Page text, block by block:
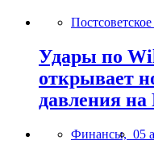
Удары по
открывает
давления на
Финансы, 05